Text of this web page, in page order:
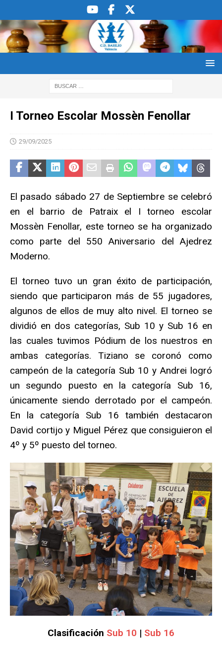
I Torneo Escolar Mossèn Fenollar
29/09/2025
El pasado sábado 27 de Septiembre se celebró
en el barrio de Patraix el I torneo escolar
Mossèn Fenollar, este torneo se ha organizado
como parte del 550 Aniversario del Ajedrez
Moderno.
El torneo tuvo un gran éxito de participación,
siendo que participaron más de 55 jugadores,
algunos de ellos de muy alto nivel. El torneo se
dividió en dos categorías, Sub 10 y Sub 16 en
las cuales tuvimos Pódium de los nuestros en
ambas categorías. Tiziano se coronó como
campeón de la categoría Sub 10 y Andrei logró
un segundo puesto en la categoría Sub 16,
únicamente siendo derrotado por el campeón.
En la categoría Sub 16 también destacaron
David cortijo y Miguel Pérez que consiguieron el
4º y 5º puesto del torneo.
Clasificación Sub 10 | Sub 16